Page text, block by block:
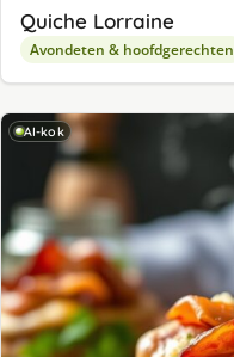
Quiche Lorraine
Avondeten & hoofdgerechten
AI-kok